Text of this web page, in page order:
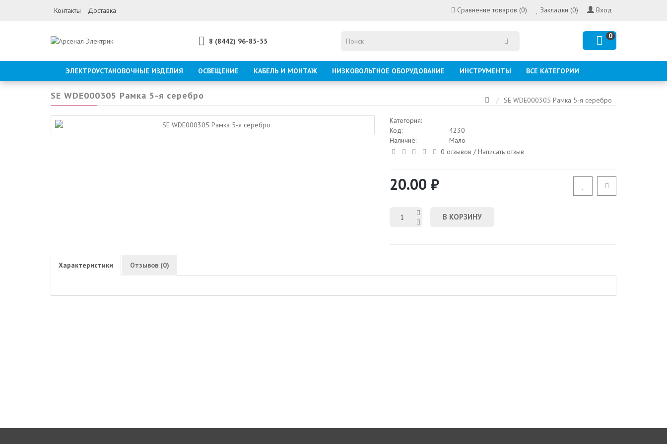
Контакты Доставка Вход
Закладки (0)
Сравнение товаров (0)
8 (8442) 96-85-55
0
ЭЛЕКТРОУСТАНОВОЧНЫЕ ИЗДЕЛИЯ ОСВЕЩЕНИЕ КАБЕЛЬ И МОНТАЖ НИЗКОВОЛЬТНОЕ ОБОРУДОВАНИЕ ИНСТРУМЕНТЫ ВСЕ КАТЕГОРИИ
SE WDE000305 Рамка 5-я серебро
SE WDE000305 Рамка 5-я серебро
Категория:
Код:
4230
Наличие:
Мало
0 отзывов /Написать отзыв
20.00 ₽
В КОРЗИНУ
Характеристики Отзывов (0)